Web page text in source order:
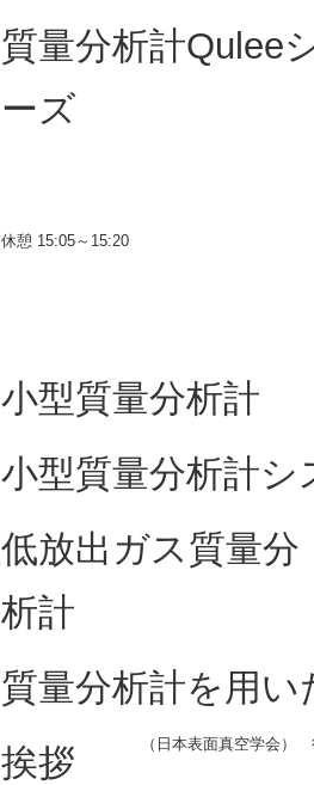
質量分析計Qulee
ーズ
休憩 15:05～15:20
小型質量分析計
小型質量分析計
低放出ガス質量分
析計
質量分析計を用
挨拶
（日本表面真空学会